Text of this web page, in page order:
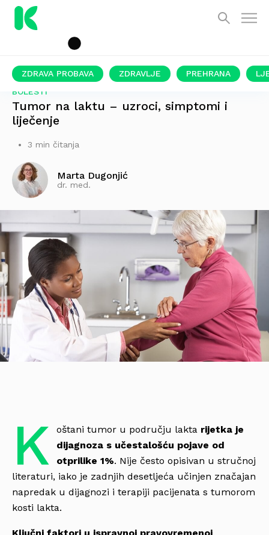
ZDRAVA PROBAVA ZDRAVLJE PREHRANA
BOLESTI
Tumor na laktu – uzroci, simptomi i
liječenje
3 min čitanja
Marta Dugonjić
dr. med.
K oštani tumor u području lakta rijetka je
dijagnoza s učestalošću pojave od
otprilike 1%. Nije često opisivan u stručnoj
literaturi, iako je zadnjih desetljeća učinjen značajan
napredak u dijagnozi i terapiji pacijenata s tumorom
kosti lakta.
Ključni faktori u ispravnoj pravovremenoj